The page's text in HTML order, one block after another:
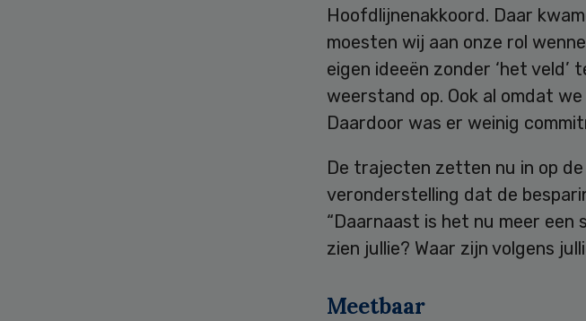
Hoofdlijnenakkoord. Daar
moesten wij aan onze rol
eigen ideeën zonder ‘het veld’
weerstand op. Ook al omdat
Daardoor was er weinig
De trajecten zetten nu in op
veronderstelling dat de
“Daarnaast is het nu meer een
zien jullie? Waar zijn volgens
Meetbaar